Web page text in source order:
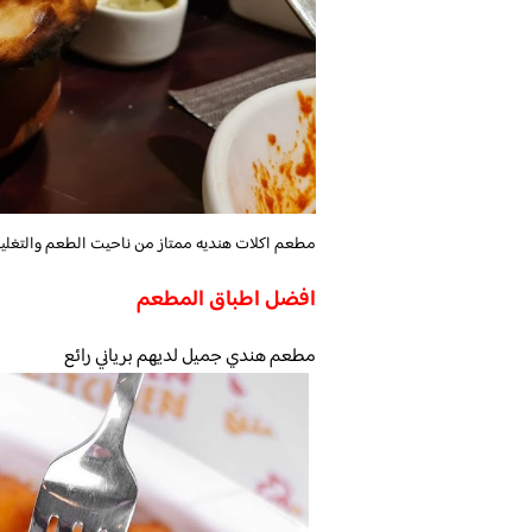
مطعم اكلات هنديه ممتاز من ناحيت الطعم
افضل اطباق المطعم
مطعم هندي جميل لديهم برياني رائع